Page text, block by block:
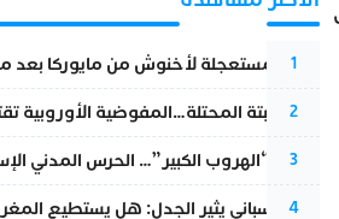
1
عودة مستعجلة لأخنوش من مايوركا بعد
2
أزمة سبتة المحتلة…المفوضية الأوروبية
3
عملية “الهروب الكبير”… الحرس المدني
4
تقرير إسباني يثير الجدل: هل يستطيع